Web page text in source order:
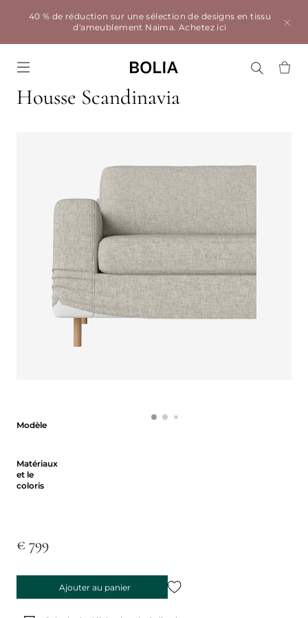
40 % de réduction sur une sélection de designs en tissu
d'ameublement Naima.Achetez ici
Housse Scandinavia
Modèle
Matériaux
et le
coloris
€ 799
Ajouter au panier